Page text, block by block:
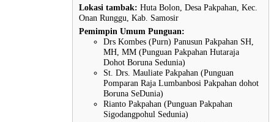
Lokasi tambak: Huta Bolon, Desa Pakpahan, Kec.
Onan Runggu, Kab. Samosir
Pemimpin Umum Punguan:
Drs Kombes (Purn) Panusun Pakpahan SH,
MH, MM (Punguan Pakpahan Hutaraja
Dohot Boruna Sedunia)
St. Drs. Mauliate Pakpahan (Punguan
Pomparan Raja Lumbanbosi Pakpahan dohot
Boruna SeDunia)
Rianto Pakpahan (Punguan Pakpahan
Sigodangpohul Sedunia)